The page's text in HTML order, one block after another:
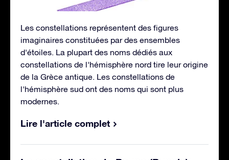
Les constellations représentent des figures
imaginaires constituées par des ensembles
d'étoiles. La plupart des noms dédiés aux
constellations de l'hémisphère nord tire leur origine
de la Grèce antique. Les constellations de
l'hémisphère sud ont des noms qui sont plus
modernes.
Lire l'article complet